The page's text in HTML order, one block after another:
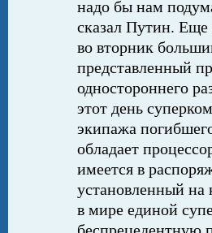
надо бы нам
сказал Путин. Еще
во вторник
представленный
одностороннего
этот день
экипажа
обладает
имеется в
установленный
в мире единой